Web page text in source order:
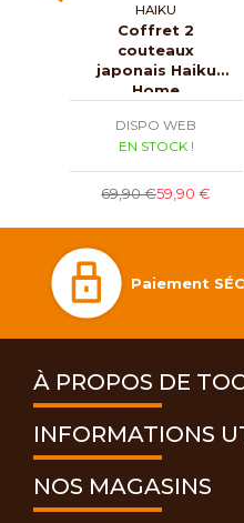
HAIKU
Coffret 2
couteaux
japonais Haiku
Home
DISPO WEB
EN STOCK !
69,90 €59,90 €
Paiement
À PROPOS DE
INFORMATIONS
NOS MAGASINS